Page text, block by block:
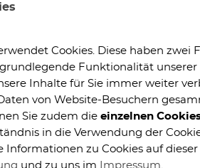
Cookies. Diese haben zwei
Funktionalität
Inhalte für Sie immer weiter
von Website-Besuchern
Sie zudem die einzelnen
in die Verwendung der
Informationen zu Cookies auf
und zu uns im Impressum